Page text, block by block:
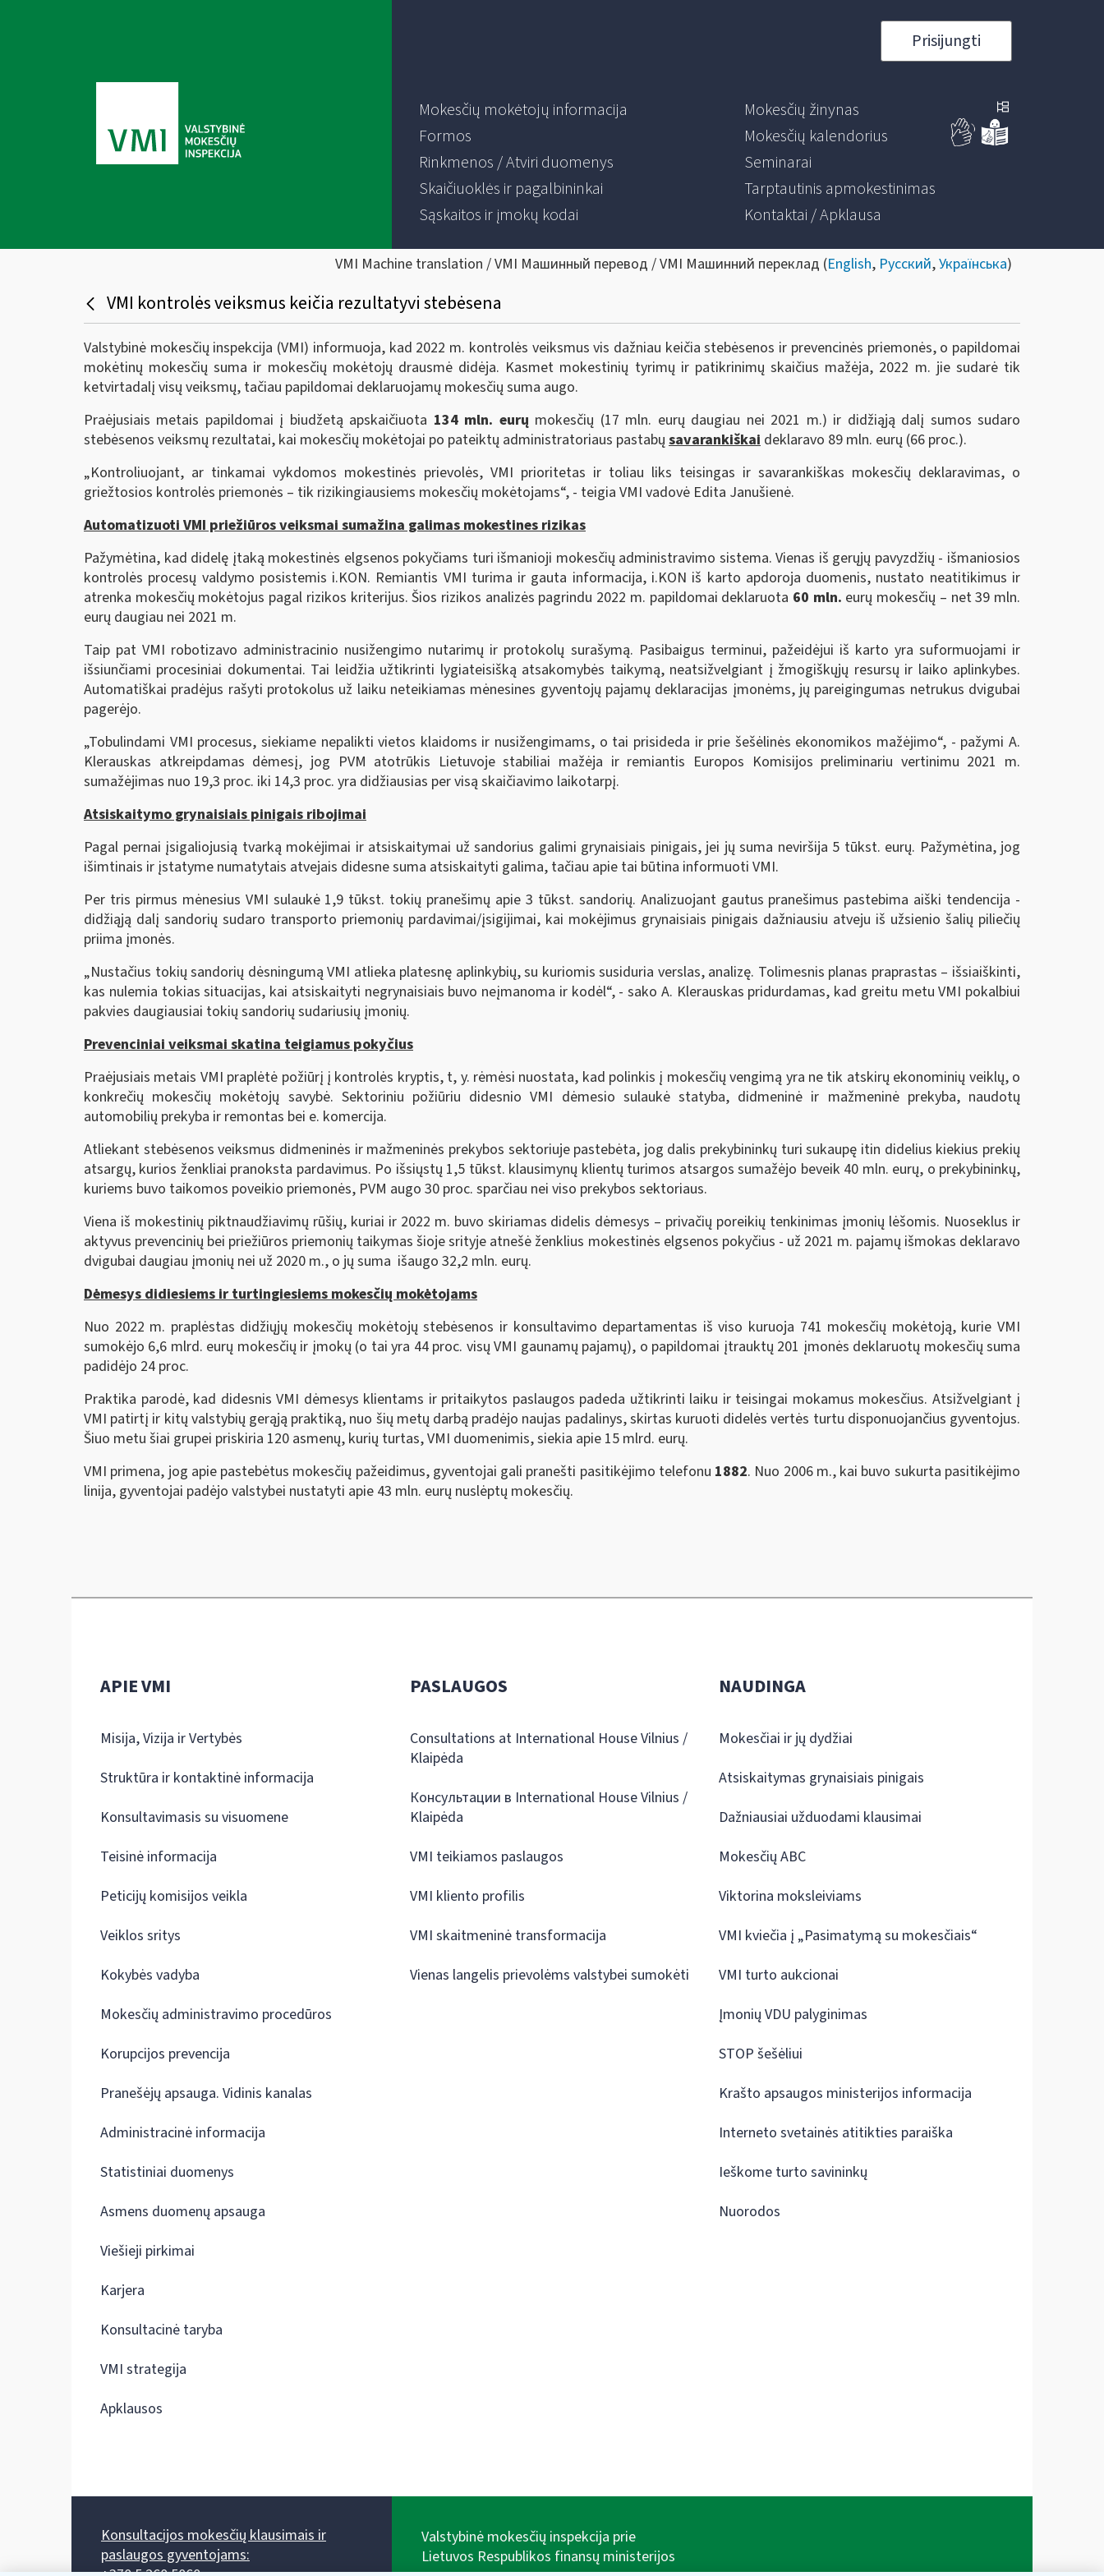
Prisijungti
Mokesčių mokėtojų informacija
Formos
Rinkmenos / Atviri duomenys
Skaičiuoklės ir pagalbininkai
Sąskaitos ir įmokų kodai
Mokesčių žinynas
Mokesčių kalendorius
Seminarai
Tarptautinis apmokestinimas
Kontaktai / Apklausa
VMI Machine translation / VMI Машинный перевод / VMI Машинний переклад (English, Русский,Українська)
VMI kontrolės veiksmus keičia rezultatyvi stebėsena
Valstybinė mokesčių inspekcija (VMI) informuoja, kad 2022 m. kontrolės veiksmus vis dažniau keičia stebėsenos ir prevencinės priemonės, o papildomai
mokėtinų mokesčių suma ir mokesčių mokėtojų drausmė didėja. Kasmet mokestinių tyrimų ir patikrinimų skaičius mažėja, 2022 m. jie sudarė tik
ketvirtadalį visų veiksmų, tačiau papildomai deklaruojamų mokesčių suma augo.
Praėjusiais metais papildomai į biudžetą apskaičiuota 134 mln. eurų mokesčių (17 mln. eurų daugiau nei 2021 m.) ir didžiąją dalį sumos sudaro
stebėsenos veiksmų rezultatai, kai mokesčių mokėtojai po pateiktų administratoriaus pastabų savarankiškai deklaravo 89 mln. eurų (66 proc.).
„Kontroliuojant, ar tinkamai vykdomos mokestinės prievolės, VMI prioritetas ir toliau liks teisingas ir savarankiškas mokesčių deklaravimas, o
griežtosios kontrolės priemonės – tik rizikingiausiems mokesčių mokėtojams“, - teigia VMI vadovė Edita Janušienė.
Automatizuoti VMI priežiūros veiksmai sumažina galimas mokestines rizikas
Pažymėtina, kad didelę įtaką mokestinės elgsenos pokyčiams turi išmanioji mokesčių administravimo sistema. Vienas iš gerųjų pavyzdžių - išmaniosios
kontrolės procesų valdymo posistemis i.KON. Remiantis VMI turima ir gauta informacija, i.KON iš karto apdoroja duomenis, nustato neatitikimus ir
atrenka mokesčių mokėtojus pagal rizikos kriterijus. Šios rizikos analizės pagrindu 2022 m. papildomai deklaruota 60 mln. eurų mokesčių – net 39 mln.
eurų daugiau nei 2021 m.
Taip pat VMI robotizavo administracinio nusižengimo nutarimų ir protokolų surašymą. Pasibaigus terminui, pažeidėjui iš karto yra suformuojami ir
išsiunčiami procesiniai dokumentai. Tai leidžia užtikrinti lygiateisišką atsakomybės taikymą, neatsižvelgiant į žmogiškųjų resursų ir laiko aplinkybes.
Automatiškai pradėjus rašyti protokolus už laiku neteikiamas mėnesines gyventojų pajamų deklaracijas įmonėms, jų pareigingumas netrukus dvigubai
pagerėjo.
„Tobulindami VMI procesus, siekiame nepalikti vietos klaidoms ir nusižengimams, o tai prisideda ir prie šešėlinės ekonomikos mažėjimo“, - pažymi A.
Klerauskas atkreipdamas dėmesį, jog PVM atotrūkis Lietuvoje stabiliai mažėja ir remiantis Europos Komisijos preliminariu vertinimu 2021 m.
sumažėjimas nuo 19,3 proc. iki 14,3 proc. yra didžiausias per visą skaičiavimo laikotarpį.
Atsiskaitymo grynaisiais pinigais ribojimai
Pagal pernai įsigaliojusią tvarką mokėjimai ir atsiskaitymai už sandorius galimi grynaisiais pinigais, jei jų suma neviršija 5 tūkst. eurų. Pažymėtina, jog
išimtinais ir įstatyme numatytais atvejais didesne suma atsiskaityti galima, tačiau apie tai būtina informuoti VMI.
Per tris pirmus mėnesius VMI sulaukė 1,9 tūkst. tokių pranešimų apie 3 tūkst. sandorių. Analizuojant gautus pranešimus pastebima aiški tendencija -
didžiąją dalį sandorių sudaro transporto priemonių pardavimai/įsigijimai, kai mokėjimus grynaisiais pinigais dažniausiu atveju iš užsienio šalių piliečių
priima įmonės.
„Nustačius tokių sandorių dėsningumą VMI atlieka platesnę aplinkybių, su kuriomis susiduria verslas, analizę. Tolimesnis planas praprastas – išsiaiškinti,
kas nulemia tokias situacijas, kai atsiskaityti negrynaisiais buvo neįmanoma ir kodėl“, - sako A. Klerauskas pridurdamas, kad greitu metu VMI pokalbiui
pakvies daugiausiai tokių sandorių sudariusių įmonių.
Prevenciniai veiksmai skatina teigiamus pokyčius
Praėjusiais metais VMI praplėtė požiūrį į kontrolės kryptis, t, y. rėmėsi nuostata, kad polinkis į mokesčių vengimą yra ne tik atskirų ekonominių veiklų, o
konkrečių mokesčių mokėtojų savybė. Sektoriniu požiūriu didesnio VMI dėmesio sulaukė statyba, didmeninė ir mažmeninė prekyba, naudotų
automobilių prekyba ir remontas bei e. komercija.
Atliekant stebėsenos veiksmus didmeninės ir mažmeninės prekybos sektoriuje pastebėta, jog dalis prekybininkų turi sukaupę itin didelius kiekius prekių
atsargų, kurios ženkliai pranoksta pardavimus. Po išsiųstų 1,5 tūkst. klausimynų klientų turimos atsargos sumažėjo beveik 40 mln. eurų, o prekybininkų,
kuriems buvo taikomos poveikio priemonės, PVM augo 30 proc. sparčiau nei viso prekybos sektoriaus.
Viena iš mokestinių piktnaudžiavimų rūšių, kuriai ir 2022 m. buvo skiriamas didelis dėmesys – privačių poreikių tenkinimas įmonių lėšomis. Nuoseklus ir
aktyvus prevencinių bei priežiūros priemonių taikymas šioje srityje atnešė ženklius mokestinės elgsenos pokyčius - už 2021 m. pajamų išmokas deklaravo
dvigubai daugiau įmonių nei už 2020 m., o jų suma išaugo 32,2 mln. eurų.
Dėmesys didiesiems ir turtingiesiems mokesčių mokėtojams
Nuo 2022 m. praplėstas didžiųjų mokesčių mokėtojų stebėsenos ir konsultavimo departamentas iš viso kuruoja 741 mokesčių mokėtoją, kurie VMI
sumokėjo 6,6 mlrd. eurų mokesčių ir įmokų (o tai yra 44 proc. visų VMI gaunamų pajamų), o papildomai įtrauktų 201 įmonės deklaruotų mokesčių suma
padidėjo 24 proc.
Praktika parodė, kad didesnis VMI dėmesys klientams ir pritaikytos paslaugos padeda užtikrinti laiku ir teisingai mokamus mokesčius. Atsižvelgiant į
VMI patirtį ir kitų valstybių gerąją praktiką, nuo šių metų darbą pradėjo naujas padalinys, skirtas kuruoti didelės vertės turtu disponuojančius gyventojus.
Šiuo metu šiai grupei priskiria 120 asmenų, kurių turtas, VMI duomenimis, siekia apie 15 mlrd. eurų.
VMI primena, jog apie pastebėtus mokesčių pažeidimus, gyventojai gali pranešti pasitikėjimo telefonu 1882. Nuo 2006 m., kai buvo sukurta pasitikėjimo
linija, gyventojai padėjo valstybei nustatyti apie 43 mln. eurų nuslėptų mokesčių.
APIE VMI
Misija, Vizija ir Vertybės
Struktūra ir kontaktinė informacija
Konsultavimasis su visuomene
Teisinė informacija
Peticijų komisijos veikla
Veiklos sritys
Kokybės vadyba
Mokesčių administravimo procedūros
Korupcijos prevencija
Pranešėjų apsauga. Vidinis kanalas
Administracinė informacija
Statistiniai duomenys
Asmens duomenų apsauga
Viešieji pirkimai
Karjera
Konsultacinė taryba
VMI strategija
Apklausos
PASLAUGOS
Consultations at International House Vilnius /
Klaipėda
Консультации в International House Vilnius /
Klaipėda
VMI teikiamos paslaugos
VMI kliento profilis
VMI skaitmeninė transformacija
Vienas langelis prievolėms valstybei sumokėti
NAUDINGA
Mokesčiai ir jų dydžiai
Atsiskaitymas grynaisiais pinigais
Dažniausiai užduodami klausimai
Mokesčių ABC
Viktorina moksleiviams
VMI kviečia į „Pasimatymą su mokesčiais“
VMI turto aukcionai
Įmonių VDU palyginimas
STOP šešėliui
Krašto apsaugos ministerijos informacija
Interneto svetainės atitikties paraiška
Ieškome turto savininkų
Nuorodos
Konsultacijos mokesčių klausimais ir
paslaugos gyventojams:
Valstybinė mokesčių inspekcija prie
Lietuvos Respublikos finansų ministerijos